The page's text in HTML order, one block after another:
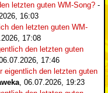
letzten guten WM-Song? -
16:03
den letzten guten WM-
17:08
den letzten guten
17:46
eigentlich den letzten guten
, 06.07.2026, 19:23